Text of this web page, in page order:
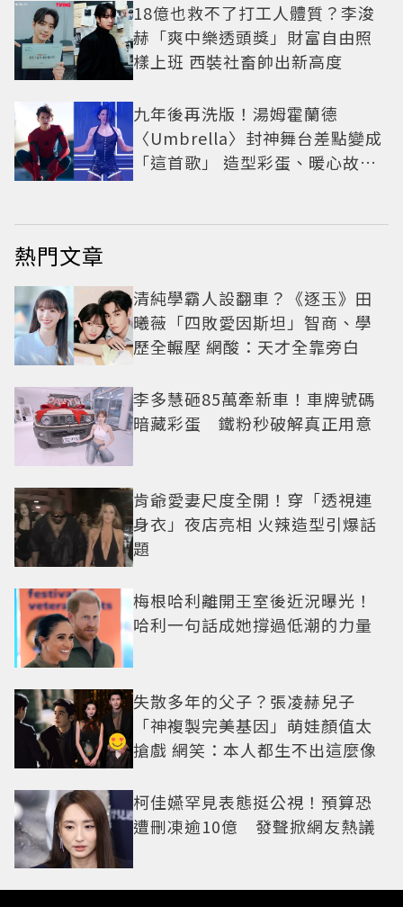
18億也救不了打工人體質？李浚
赫「爽中樂透頭獎」財富自由照
樣上班 西裝社畜帥出新高度
九年後再洗版！湯姆霍蘭德
〈Umbrella〉封神舞台差點變成
「這首歌」 造型彩蛋、暖心故事
熱門文章
清純學霸人設翻車？《逐玉》田
曦薇「四敗愛因斯坦」智商、學
歷全輾壓 網酸：天才全靠旁白
李多慧砸85萬牽新車！車牌號碼
暗藏彩蛋 鐵粉秒破解真正用意
肯爺愛妻尺度全開！穿「透視連
身衣」夜店亮相 火辣造型引爆話
題
梅根哈利離開王室後近況曝光！
哈利一句話成她撐過低潮的力量
失散多年的父子？張凌赫兒子
「神複製完美基因」萌娃顏值太
搶戲 網笑：本人都生不出這麼像
柯佳嬿罕見表態挺公視！預算恐
遭刪凍逾10億 發聲掀網友熱議